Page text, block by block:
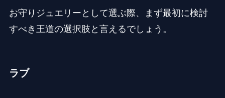
お守りジュエリーとして選ぶ際、まず最初に検討
すべき王道の選択肢と言えるでしょう。
ラブ